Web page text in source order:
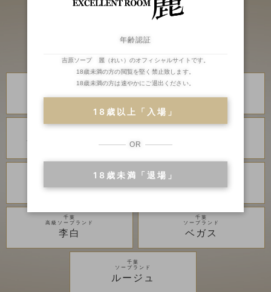
川崎・堀之内
琥珀
川崎・堀之内
金瓶梅
アラビアンナイト カンカン娘ネオ
グランローズ アカデミー
千葉
高級ソープランド
李白
千葉
ソープランド
ベガス
千葉
ソープランド
ルージュ
年齢認証
吉原ソープ 麗（れい）のオフィシャルサイトです。
18歳未満の方の閲覧を堅く禁止致します。
18歳未満の方は速やかにご退出ください。
18歳以上「入場」
OR
18歳未満「退場」